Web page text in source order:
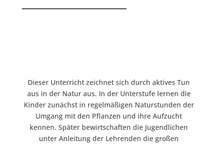
Dieser Unterricht zeichnet sich durch aktives Tun
aus in der Natur aus. In der Unterstufe lernen die
Kinder zunächst in regelmäßigen Naturstunden der
Umgang mit den Pflanzen und ihre Aufzucht
kennen. Später bewirtschaften die Jugendlichen
unter Anleitung der Lehrenden die großen